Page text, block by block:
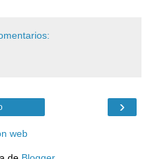
›
web